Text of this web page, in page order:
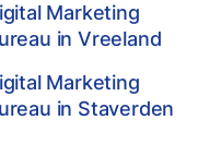
Marketing
in Vreeland
Marketing
in Staverden